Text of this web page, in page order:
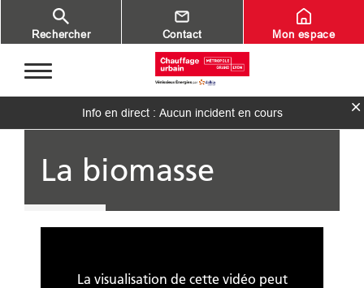
Aller au contenu principal
Rechercher Contact Mon espace
Info en direct : Aucun incident en cours
La biomasse
La visualisation de cette vidéo peut